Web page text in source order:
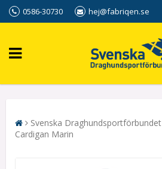
0586-30730 hej@fabriqen.se
Svenska Draghundsportförbundet
Cardigan Marin